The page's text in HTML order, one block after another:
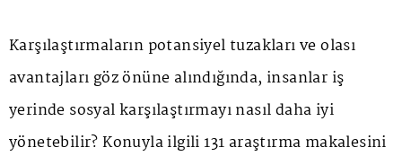
Karşılaştırmaların potansiyel tuzakları ve olası
avantajları göz önüne alındığında, insanlar iş
yerinde sosyal karşılaştırmayı nasıl daha iyi
yönetebilir? Konuyla ilgili 131 araştırma makalesini